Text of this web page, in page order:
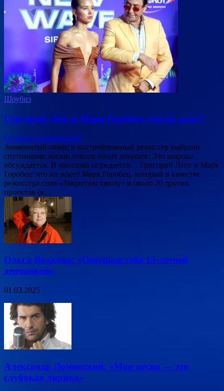
Шоубиз
Григорий Лепс и Марк Горобец: что их ждет?
Оставьте комментарий
Знаменитый певец и востребованный режиссер выбрали
спутницами жизни совсем юных девушек. Это широко
обсуждается. И многими осуждается… Григорий Лепс и Марк
Горобец: что их ждет? Марк Горобец, который в качестве
режиссера снял «Закрытую школу» и около 20 других
проектов (в…
Ольга Волкова: «Ощущаю себя 13-летней
девчонкой»
01.03.2025
Александр Ломинский: «Мои песни — это
глубокая лирика»